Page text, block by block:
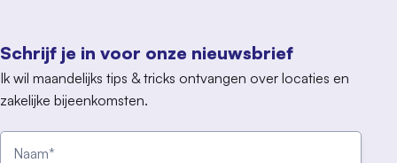
Schrijf je in voor onze nieuwsbrief
Ik wil maandelijks tips & tricks ontvangen over locaties en
zakelijke bijeenkomsten.